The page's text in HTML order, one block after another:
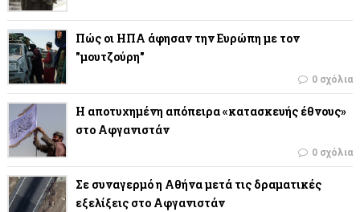
Πώς οι ΗΠΑ άφησαν την Ευρώπη με τον
"μουτζούρη"
0 σχόλια
Η αποτυχημένη απόπειρα «κατασκευής έθνους»
στο Αφγανιστάν
0 σχόλια
Σε συναγερμό η Αθήνα μετά τις δραματικές
εξελίξεις στο Αφγανιστάν